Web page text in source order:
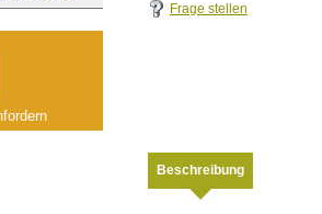
Frage stellen
Beschreibung